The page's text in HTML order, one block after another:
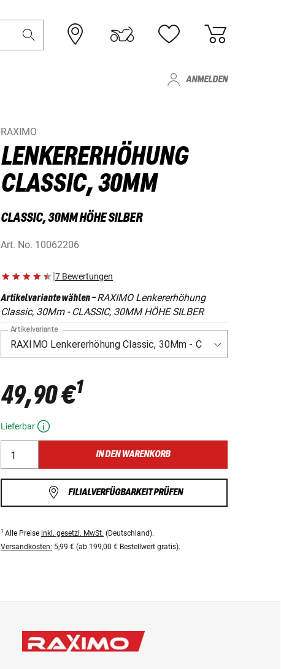
ANMELDEN
RAXIMO
LENKERERHÖHUNG
CLASSIC, 30MM
CLASSIC, 30MM HÖHE SILBER
Art. No. 10062206
|7 Bewertungen
Artikelvariante wählen-RAXIMO Lenkererhöhung
Classic, 30Mm - CLASSIC, 30MM HÖHE SILBER
Artikelvariante
49,90 €1
Lieferbar
IN DEN WARENKORB
FILIALVERFÜGBARKEIT PRÜFEN
1 Alle Preise inkl. gesetzl. MwSt. (Deutschland).
Versandkosten: 5,99 € (ab 199,00 € Bestellwert gratis).